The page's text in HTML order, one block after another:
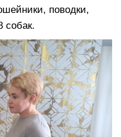
поводки,
собак.